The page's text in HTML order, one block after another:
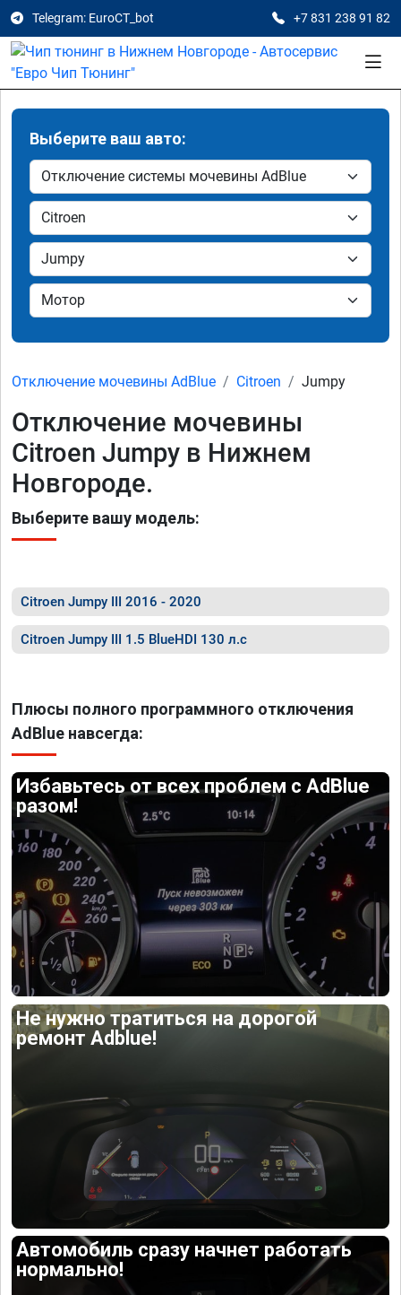
Telegram: EuroCT_bot +7 831 238 91 82
Выберите ваш авто:
Отключение мочевины AdBlue Citroen Jumpy
Отключение мочевины
Citroen Jumpy в Нижнем
Новгороде.
Выберите вашу модель:
Citroen Jumpy III 2016 - 2020
Citroen Jumpy III 1.5 BlueHDI 130 л.с
Плюсы полного программного отключения
AdBlue навсегда:
Избавьтесь от всех проблем с AdBlue
разом!
Не нужно тратиться на дорогой
ремонт Adblue!
Автомобиль сразу начнет работать
нормально!